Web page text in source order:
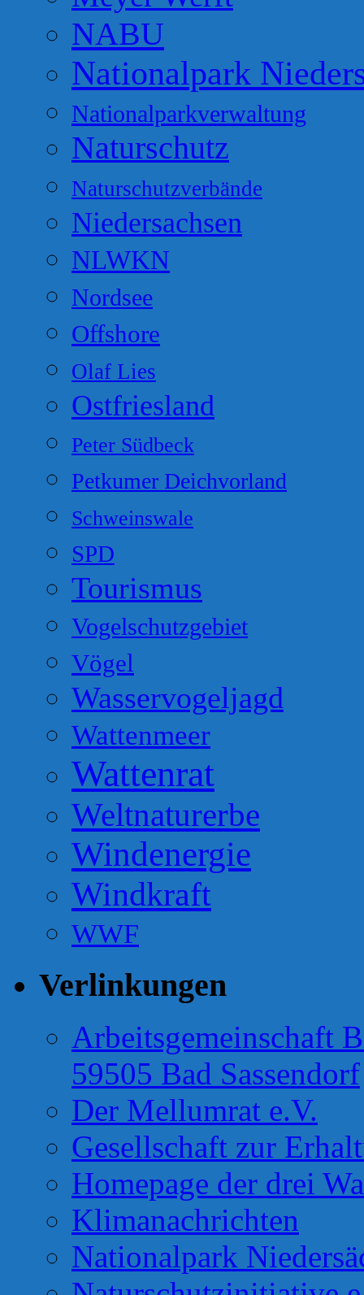
NABU
Nationalpark
Nationalparkverwaltung
Naturschutz
Naturschutzverbände
Niedersachsen
NLWKN
Nordsee
Offshore
Olaf Lies
Ostfriesland
Peter Südbeck
Petkumer Deichvorland
Schweinswale
SPD
Tourismus
Vogelschutzgebiet
Vögel
Wasservogeljagd
Wattenmeer
Wattenrat
Weltnaturerbe
Windenergie
Windkraft
WWF
Verlinkungen
Arbeitsgemeinschaft
59505 Bad Sassendorf
Der Mellumrat e.V.
Gesellschaft zur
Homepage der drei
Klimanachrichten
Nationalpark